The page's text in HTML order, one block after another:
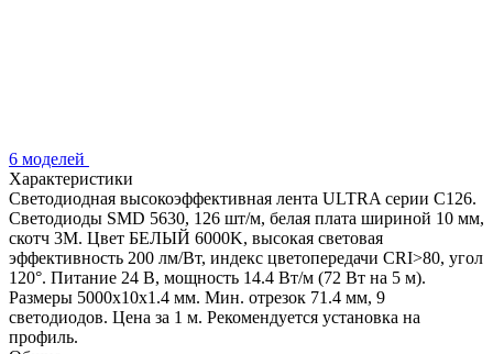
6 моделей
Характеристики
Светодиодная высокоэффективная лента ULTRA серии C126.
Светодиоды SMD 5630, 126 шт/м, белая плата шириной 10 мм,
скотч 3M. Цвет БЕЛЫЙ 6000K, высокая световая
эффективность 200 лм/Вт, индекс цветопередачи CRI>80, угол
120°. Питание 24 В, мощность 14.4 Вт/м (72 Вт на 5 м).
Размеры 5000x10x1.4 мм. Мин. отрезок 71.4 мм, 9
светодиодов. Цена за 1 м. Рекомендуется установка на
профиль.